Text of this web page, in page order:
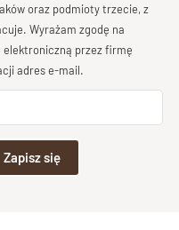
w procesie ręcznej
charakter.
krawędzie i
trwałość oraz
na lata
oraz podmioty trzecie, z
Wyrażam zgodę na
przez firmę
adres e-mail.
Zapisz się